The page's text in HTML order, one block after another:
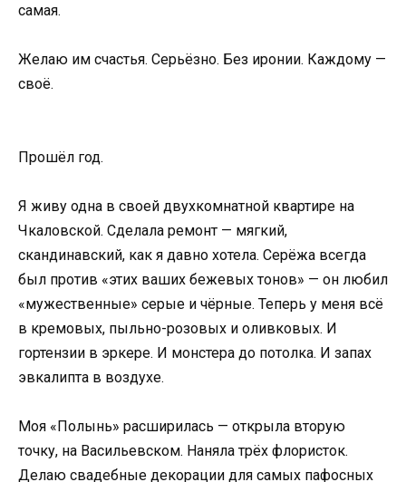
самая.
Желаю им счастья. Серьёзно. Без иронии. Каждому —
своё.
Прошёл год.
Я живу одна в своей двухкомнатной квартире на
Чкаловской. Сделала ремонт — мягкий,
скандинавский, как я давно хотела. Серёжа всегда
был против «этих ваших бежевых тонов» — он любил
«мужественные» серые и чёрные. Теперь у меня всё
в кремовых, пыльно-розовых и оливковых. И
гортензии в эркере. И монстера до потолка. И запах
эвкалипта в воздухе.
Моя «Полынь» расширилась — открыла вторую
точку, на Васильевском. Наняла трёх флористок.
Делаю свадебные декорации для самых пафосных